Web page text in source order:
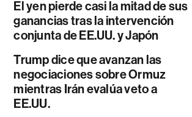
El yen pierde casi la mitad de sus
ganancias tras la intervención
conjunta de EE.UU. y Japón
Trump dice que avanzan las
negociaciones sobre Ormuz
mientras Irán evalúa veto a
EE.UU.